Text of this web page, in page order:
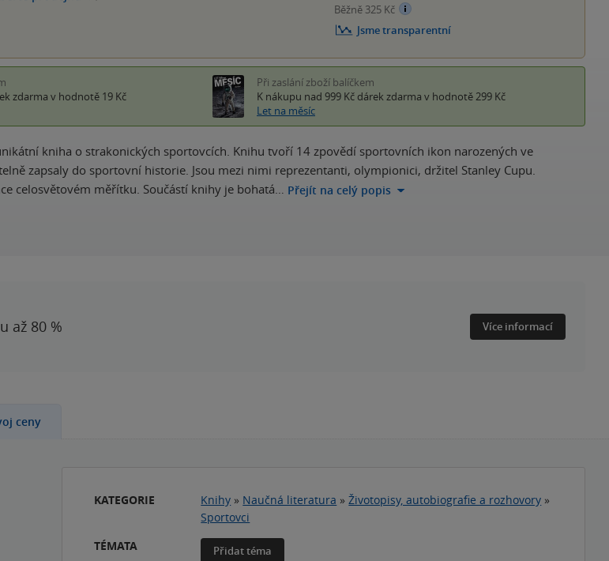
Běžně 325 Kč
Jsme transparentní
zdarma v hodnotě 19 Kč
Při zaslání zboží balíčkem
K nákupu nad 999 Kč dárek zdarma v hodnotě 299 Kč
Let na měsíc
kniha o strakonických sportovcích. Knihu tvoří 14 zpovědí sportovních ikon narozených ve
zapsaly do sportovní historie. Jsou mezi nimi reprezentanti, olympionici, držitel Stanley Cupu.
celosvětovém měřítku. Součástí knihy je bohatá… Přejít na celý popis
až 80 % Více informací
ceny
KATEGORIE Knihy » Naučná literatura »Životopisy, autobiografie a rozhovory »
Sportovci
TÉMATA
Přidat téma